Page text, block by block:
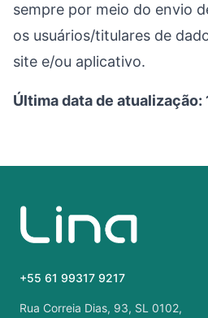
sempre por meio do envio
os usuários/titulares de
site e/ou aplicativo.
Última data de
+55 61 99317 9217
Rua Correia Dias, 93, SL 0102,